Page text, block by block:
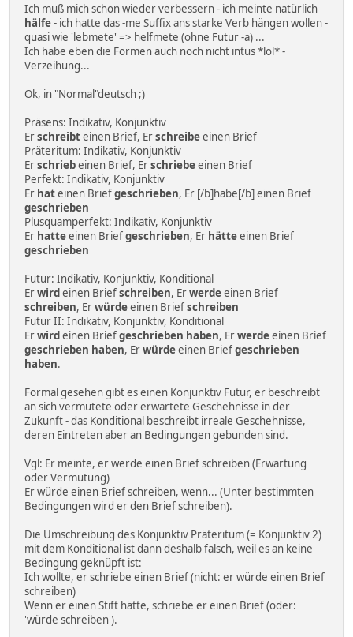
Ich muß mich schon wieder verbessern - ich meinte natürlich
hälfe- ich hatte das -me Suffix ans starke Verb hängen wollen -
quasi wie 'lebmete' => helfmete (ohne Futur -a) ...
Ich habe eben die Formen auch noch nicht intus *lol* -
Verzeihung...
Ok, in "Normal"deutsch ;)
Präsens: Indikativ, Konjunktiv
Erschreibteinen Brief, Erschreibeeinen Brief
Präteritum: Indikativ, Konjunktiv
Erschriebeinen Brief, Erschriebeeinen Brief
Perfekt: Indikativ, Konjunktiv
Er hateinen Briefgeschrieben, Er [/b]habe[/b] einen Brief
geschrieben
Plusquamperfekt: Indikativ, Konjunktiv
Er hatteeinen Briefgeschrieben, Er hätteeinen Brief
geschrieben
Futur: Indikativ, Konjunktiv, Konditional
Erwirdeinen Briefschreiben, Erwerdeeinen Brief
schreiben, Erwürdeeinen Briefschreiben
Futur II: Indikativ, Konjunktiv, Konditional
Erwirdeinen Briefgeschrieben haben, Erwerdeeinen Brief
geschrieben haben, Erwürdeeinen Briefgeschrieben
haben.
Formal gesehen gibt es einen Konjunktiv Futur, er beschreibt
an sich vermutete oder erwartete Geschehnisse in der
Zukunft - das Konditional beschreibt irreale Geschehnisse,
deren Eintreten aber an Bedingungen gebunden sind.
Vgl: Er meinte, er werde einen Brief schreiben (Erwartung
oder Vermutung)
Er würde einen Brief schreiben, wenn... (Unter bestimmten
Bedingungen wird er den Brief schreiben).
Die Umschreibung des Konjunktiv Präteritum (= Konjunktiv 2)
mit dem Konditional ist dann deshalb falsch, weil es an keine
Bedingung geknüpft ist:
Ich wollte, er schriebe einen Brief (nicht: er würde einen Brief
schreiben)
Wenn er einen Stift hätte, schriebe er einen Brief (oder:
'würde schreiben').